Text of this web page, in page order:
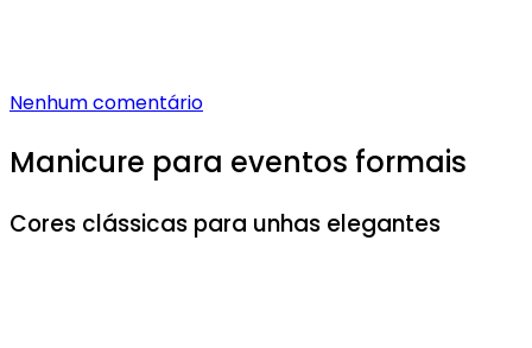
Nenhum comentário
Manicure para eventos formais
Cores clássicas para unhas elegantes